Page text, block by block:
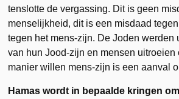
tenslotte de vergassing. Dit is geen
menselijkheid, dit is een misdaad
tegen het mens-zijn. De Joden werden
van hun Jood-zijn en mensen uitroeien
manier willen mens-zijn is een aanval
Hamas wordt in bepaalde kringen